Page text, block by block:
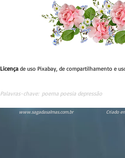
Licença de uso Pixabay, de compartilhamento e
Palavras-chave: poema poesia depressão
www.sagadasalmas.com.br Criado